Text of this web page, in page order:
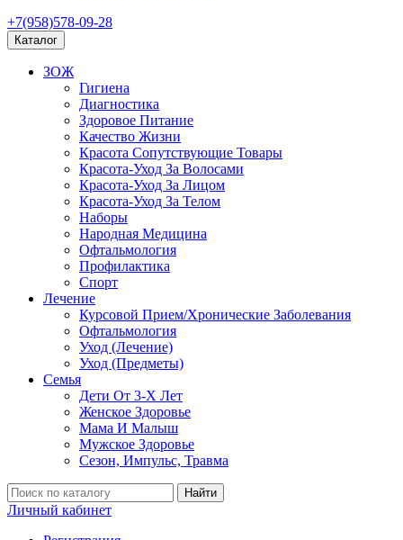
+7(958)578-09-28
Каталог
ЗОЖ
Гигиена
Диагностика
Здоровое Питание
Качество Жизни
Красота Сопутствующие Товары
Красота-Уход За Волосами
Красота-Уход За Лицом
Красота-Уход За Телом
Наборы
Народная Медицина
Офтальмология
Профилактика
Спорт
Лечение
Курсовой Прием/Хронические Заболевания
Офтальмология
Уход (Лечение)
Уход (Предметы)
Семья
Дети От 3-Х Лет
Женское Здоровье
Мама И Малыш
Мужское Здоровье
Сезон, Импульс, Травма
Найти
Личный кабинет